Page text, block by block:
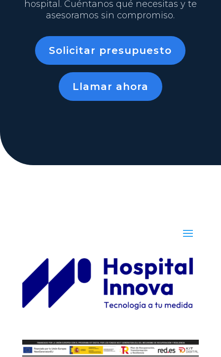
hospital. Cuéntanos qué necesitas y te
asesoramos sin compromiso.
Solicitar presupuesto
Llamar ahora